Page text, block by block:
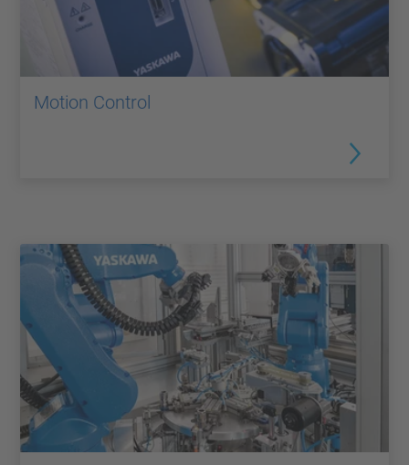
Motion Control